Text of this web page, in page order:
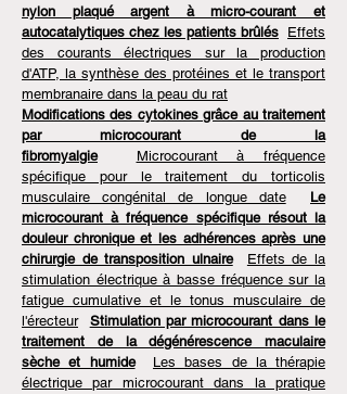
nylon plaqué argent à micro-courant et
autocatalytiques chez les patients brûlés Effets
des courants électriques sur la production
d'ATP, la synthèse des protéines et le transport
membranaire dans la peau du rat
Modifications des cytokines grâce au traitement
par microcourant de la
fibromyalgie
Microcourant à fréquence
spécifique pour le traitement du torticolis
musculaire congénital de longue date
Le
microcourant à fréquence spécifique résout la
douleur chronique et les adhérences après une
chirurgie de transposition ulnaire
Effets de la
stimulation électrique à basse fréquence sur la
fatigue cumulative et le tonus musculaire de
l'érecteur
Stimulation par microcourant dans le
traitement de la dégénérescence maculaire
sèche et humide
Les bases de la thérapie
électrique par microcourant dans la pratique